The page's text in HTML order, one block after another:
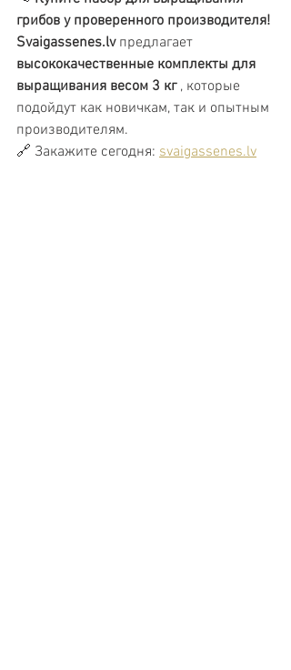
грибов у проверенного производителя!
Svaigassenes.lv предлагает
высококачественные комплекты для
выращивания весом 3 кг , которые
подойдут как новичкам, так и опытным
производителям.
🔗 Закажите сегодня: svaigassenes.lv